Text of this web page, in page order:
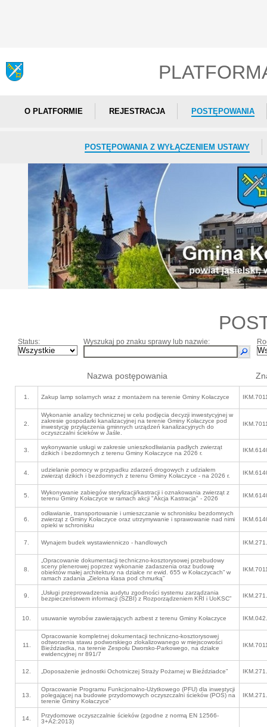
O PLATFORMIE REJESTRACJA POSTĘPOWANIA
POSTĘPOWANIA Z WYŁĄCZENIEM USTAWY
Status: Wyszukaj po znaku sprawy lub nazwie:
Nazwa postępowania
1. Zakup lamp solarnych wraz z montażem na terenie Gminy Kołaczyce
2.
Wykonanie analizy technicznej w celu podjęcia decyzji inwestycyjnej w
zakresie gospodarki kanalizacyjnej na terenie Gminy Kołaczyce pod
inwestycję przyłączenia gminnych urządzeń kanalizacyjnych do
oczyszczalni ścieków w Jaśle.
3.
wykonywanie usługi w zakresie unieszkodliwiania padłych zwierząt
dzikich i bezdomnych z terenu Gminy Kołaczyce na 2026 r.
4.
udzielanie pomocy w przypadku zdarzeń drogowych z udziałem
zwierząt dzikich i bezdomnych z terenu Gminy Kołaczyce - na 2026 r.
5.
Wykonywanie zabiegów sterylizacji/kastracji i oznakowania zwierząt z
terenu Gminy Kołaczyce w ramach akcji "Akcja Kastracja" - 2026
6.
odławianie, transportowanie i umieszczanie w schronisku bezdomnych
zwierząt z Gminy Kołaczyce oraz utrzymywanie i sprawowanie nad nimi
opieki w schronisku
7. Wynajem budek wystawienniczo - handlowych
8.
„Opracowanie dokumentacji techniczno-kosztorysowej przebudowy
sceny plenerowej poprzez wykonanie zadaszenia oraz budowę
obiektów małej architektury na działce nr ewid. 655 w Kołaczycach” w
ramach zadania „Zielona klasa pod chmurką”
9.
„Usługi przeprowadzenia audytu zgodności systemu zarządzania
bezpieczeństwem informacji (SZBI) z Rozporządzeniem KRI i UoKSC”
10. usuwanie wyrobów zawierających azbest z terenu Gminy Kołaczyce
11.
Opracowanie kompletnej dokumentacji techniczno-kosztorysowej
odtworzenia stawu podworskiego zlokalizowanego w miejscowości
Bieździadka, na terenie Zespołu Dworsko-Parkowego, na działce
ewidencyjnej nr 891/7
12. „Doposażenie jednostki Ochotniczej Straży Pożarnej w Bieździadce”
13.
Opracowanie Programu Funkcjonalno-Użytkowego (PFU) dla inwestycji
polegającej na budowie przydomowych oczyszczalni ścieków (POŚ) na
terenie Gminy Kołaczyce”
14.
Przydomowe oczyszczalnie ścieków (zgodne z normą EN 12566-
3+A2:2013)